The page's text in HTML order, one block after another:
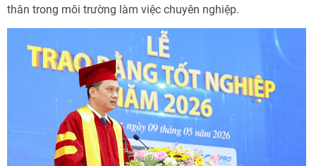
thân trong môi trường làm việc chuyên nghiệp.